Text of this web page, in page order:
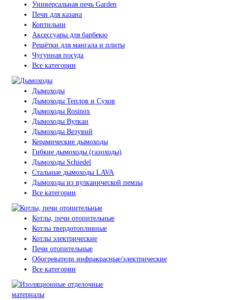
Универсальная печь Garden
Печи для казана
Коптильни
Аксессуары для барбекю
Решётки для мангала и плиты
Чугунная посуда
Все категории
Дымоходы
Дымоходы Теплов и Сухов
Дымоходы Rosinox
Дымоходы Вулкан
Дымоходы Везувий
Керамические дымоходы
Гибкие дымоходы (газоходы)
Дымоходы Schiedel
Стальные дымоходы LAVA
Дымоходы из вулканической пемзы
Все категории
Котлы, печи отопительные
Котлы твердотопливные
Котлы электрические
Печи отопительные
Обогреватели инфракрасные/электрические
Все категории